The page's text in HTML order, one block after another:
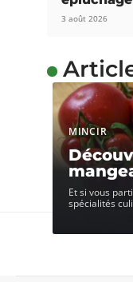
3 août 2026
MINCIR
Et si vous
spécialités